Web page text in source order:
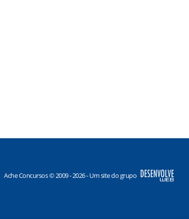
Ache Concursos © 2009 - 2026 - Um site do grupo